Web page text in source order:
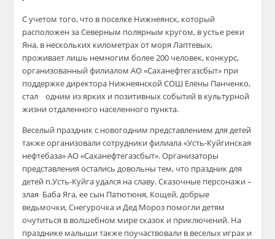
Сучетом того, что в поселке Нижнеянск, который
расположенза Северным полярным кругом, в устье реки
Яна, в нескольких километрах от моря Лаптевых,
проживает лишь немногимболее 200 человек, конкурс,
организованный филиалом АО «Саханефтегазсбыт» при
поддержке директора НижнеянскойСОШ Елены Панченко,
стал
одним изярких и позитивных событий в культурной
жизни отдаленного населенного пункта.
Веселый праздник с новогодним представлением для детей
также организовали сотрудники филиала«Усть-Куйгинская
нефтебаза»АО «Саханефтегазсбыт». Организаторы
представленияостались довольны тем, что праздникдля
детей п.Усть-Куйгаудался на славу. Сказочные персонажи –
злая Баба Яга, ее сын Патютюня, Кощей, добрые
ведьмочки, Снегурочка и Дед Мороз помогли детям
очутиться в волшебном мире сказок и приключений. На
празднике малыши также поучаствовали в веселых играх и